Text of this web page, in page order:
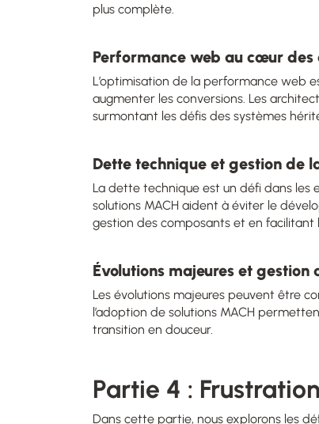
plus complète.
Performance web au cœur des
L’optimisation de la performance web
augmenter les conversions. Les
surmontant les défis des systèmes
Dette technique et gestion de
La dette technique est un défi dans les
solutions MACH aident à éviter le
gestion des composants et en facilitant
Évolutions majeures et gestion
Les évolutions majeures peuvent être
l’adoption de solutions MACH
transition en douceur.
Partie 4 :
Dans cette partie, nous explorons les